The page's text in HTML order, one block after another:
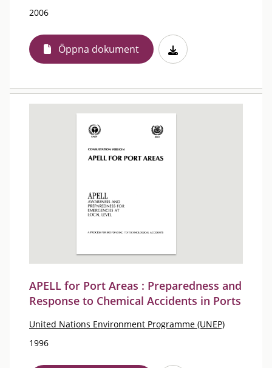
2006
Öppna dokument
APELL for Port Areas : Preparedness and
Response to Chemical Accidents in Ports
United Nations Environment Programme (UNEP)
1996